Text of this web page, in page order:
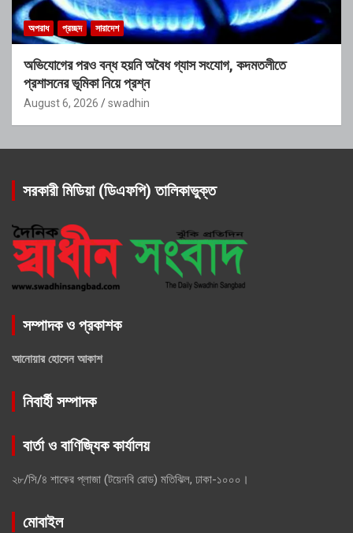
অপরাধ প্রচ্ছদ সারাদেশ
অভিযোগের পরও বন্ধ হয়নি অবৈধ গ্যাস সংযোগ, কদমতলীতে
প্রশাসনের ভূমিকা নিয়ে প্রশ্ন
August 6, 2026 swadhin
সরকারী মিডিয়া (ডিএফপি) তালিকাভুক্ত
সম্পাদক ও প্রকাশক
আনোয়ার হোসেন আকাশ
নিবার্হী সম্পাদক
বার্তা ও বাণিজ্যিক কার্যালয়
২৮/সি/৪ শাকের প্লাজা (টয়েনবি রোড) মতিঝিল, ঢাকা-১০০০।
মোবাইল